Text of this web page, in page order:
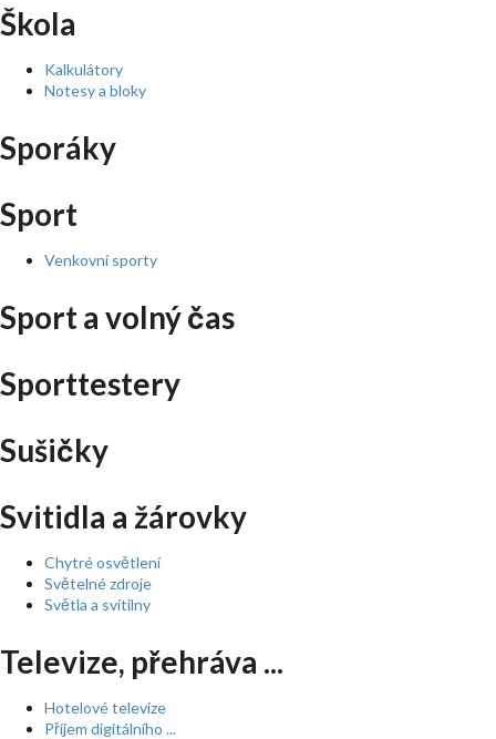
Škola
Kalkulátory
Notesy a bloky
Sporáky
Sport
Venkovní sporty
Sport a volný čas
Sporttestery
Sušičky
Svitidla a žárovky
Chytré osvětlení
Světelné zdroje
Světla a svítilny
Televize, přehráva ...
Hotelové televize
Příjem digitálního ...